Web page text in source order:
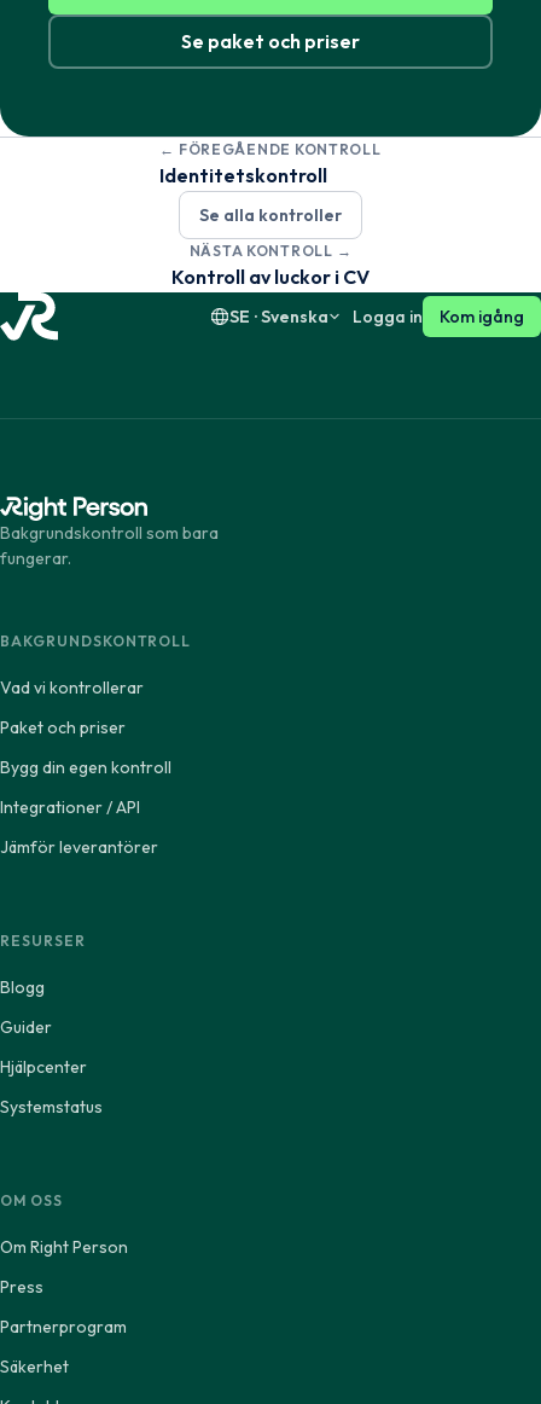
Se paket och priser
← FÖREGÅENDE KONTROLL
Identitetskontroll
Se alla kontroller
NÄSTA KONTROLL →
Kontroll av luckor i CV
SE · Svenska
Svenska English
Dansk English
English
Logga in Kom igång
Bakgrundskontroll som bara
fungerar.
BAKGRUNDSKONTROLL
Vad vi kontrollerar
Paket och priser
Bygg din egen kontroll
Integrationer / API
Jämför leverantörer
RESURSER
Blogg
Guider
Hjälpcenter
Systemstatus
OM OSS
Om Right Person
Press
Partnerprogram
Säkerhet